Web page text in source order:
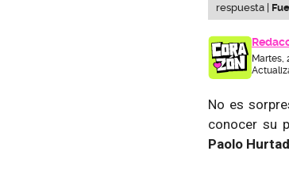
respuesta |
Martes,
No es
conocer su
Paolo